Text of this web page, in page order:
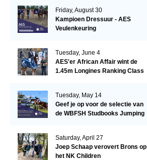
Friday, August 30
Kampioen Dressuur - AES
Veulenkeuring
Tuesday, June 4
AES'er African Affair wint de
1.45m Longines Ranking Class
Tuesday, May 14
Geef je op voor de selectie van
de WBFSH Studbooks Jumping
Saturday, April 27
Joep Schaap verovert Brons op
het NK Children